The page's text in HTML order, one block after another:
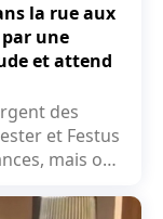
la rue aux
une
et attend
des
et Festus
mais ont